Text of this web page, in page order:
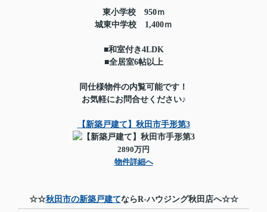
東小学校 950ｍ
城東中学校 1,400ｍ
■和室付き4LDK
■全居室6帖以上
同仕様物件の内覧可能です！
お気軽にお問合せください♪
【新築戸建て】秋田市手形第3
2890万円
物件詳細へ
☆☆秋田市の新築戸建てならR-ハウジング秋田店へ☆☆